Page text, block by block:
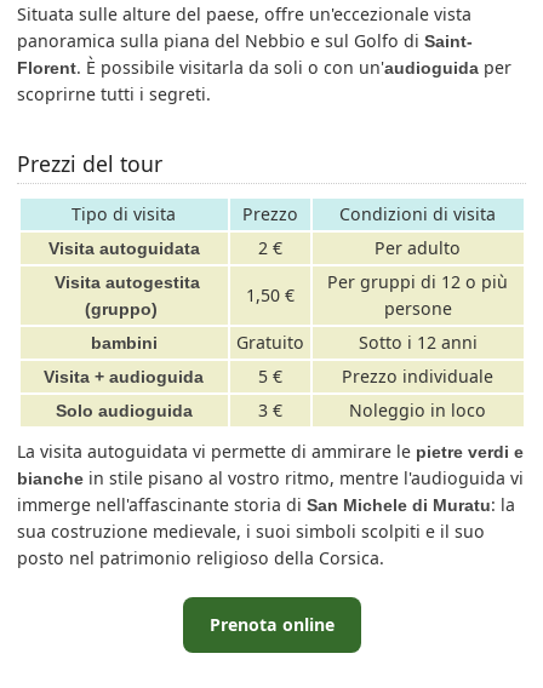
Situata sulle alture del paese, offre un'eccezionale vista
panoramica sulla piana del Nebbio e sul Golfo diSaint-
Florent. È possibile visitarla da soli o con un'audioguida per
scoprirne tutti i segreti.
Prezzi del tour
Tipo di visita Prezzo Condizioni di visita
Visita autoguidata 2 € Per adulto
Visita autogestita
(gruppo)
1,50 €
Per gruppi di 12 o più
persone
bambini Gratuito Sotto i 12 anni
Visita + audioguida 5 € Prezzo individuale
Solo audioguida 3 €
Noleggio in loco
La visita autoguidata vi permette di ammirare le pietre verdi e
bianche in stile pisano al vostro ritmo, mentre l'audioguida vi
immerge nell'affascinante storia diSan Michele di Muratu: la
sua costruzione medievale, i suoi simboli scolpiti e il suo
posto nel patrimonio religioso della Corsica.
Prenota online